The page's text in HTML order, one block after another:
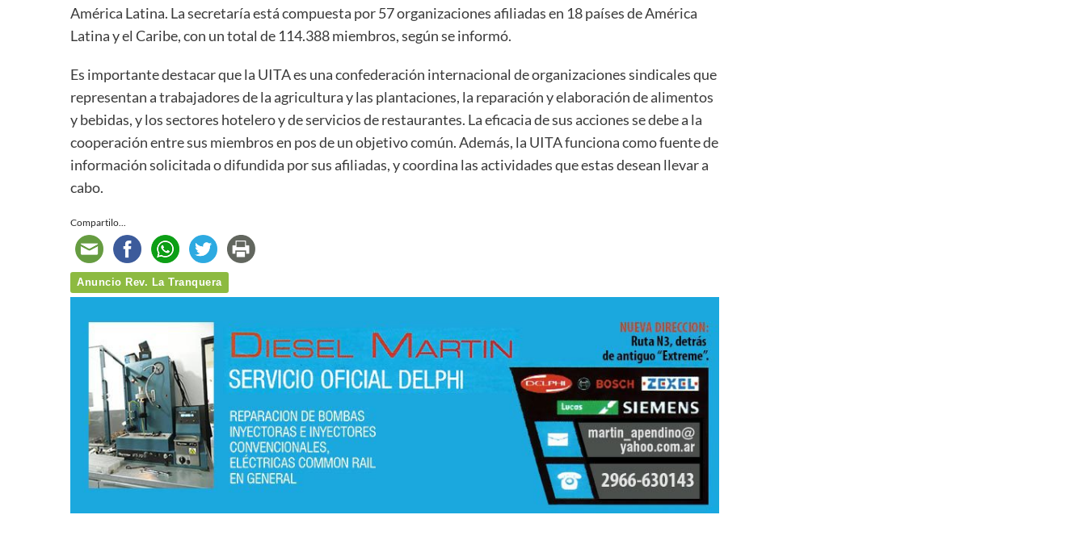
América Latina. La secretaría está compuesta por 57 organizaciones afiliadas en 18 países de América
Latina y el Caribe, con un total de 114.388 miembros, según se informó.
Es importante destacar que la UITA es una confederación internacional de organizaciones sindicales que
representan a trabajadores de la agricultura y las plantaciones, la reparación y elaboración de alimentos
y bebidas, y los sectores hotelero y de servicios de restaurantes. La eficacia de sus acciones se debe a la
cooperación entre sus miembros en pos de un objetivo común. Además, la UITA funciona como fuente de
información solicitada o difundida por sus afiliadas, y coordina las actividades que estas desean llevar a
cabo.
Compartilo...
Anuncio Rev. La Tranquera